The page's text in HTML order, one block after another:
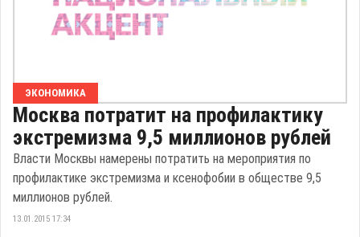
ЭКОНОМИКА
Москва потратит на профилактику
экстремизма 9,5 миллионов рублей
Власти Москвы намерены потратить на мероприятия по
профилактике экстремизма и ксенофобии в обществе 9,5
миллионов рублей.
13.01.2015 17:34